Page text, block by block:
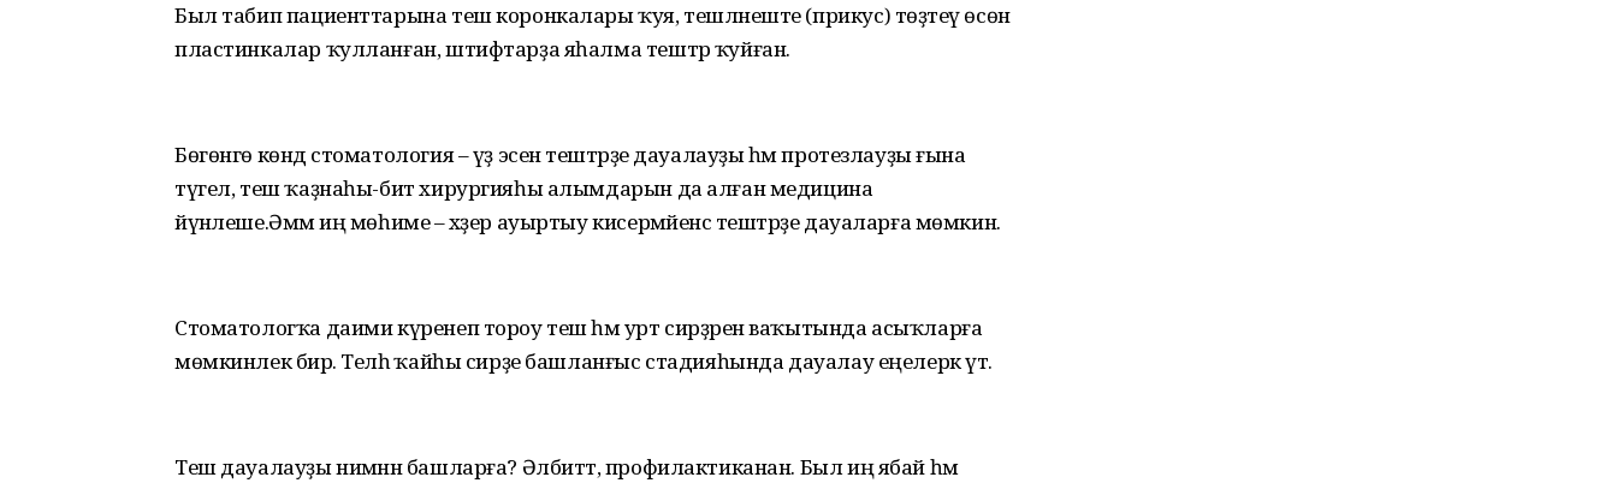
Был табип пациенттарына теш коронкалары ҡуя, тешләнеште (прикус) төҙәтеү өсөн
пластинкалар ҡулланған, штифтарҙа яһалма тештәр ҡуйған.
Бөгөнгө көндә стоматология – үҙ эсенә тештәрҙе дауалауҙы һәм протезлауҙы ғына
түгел, теш ҡаҙнаһы-бит хирургияһы алымдарын да алған медицина
йүнәлеше.Әммә иң мөһиме – хәҙер ауыртыу кисермәйенсә тештәрҙе дауаларға мөмкин.
Стоматологҡа даими күренеп тороу теш һәм урт сирҙәрен ваҡытында асыҡларға
мөмкинлек бирә. Теләһә ҡайһы сирҙе башланғыс стадияһында дауалау еңелерәк үтә.
Теш дауалауҙы нимәнән башларға? Әлбиттә, профилактиканан. Был иң ябай һәм